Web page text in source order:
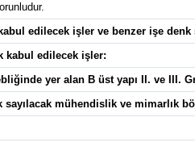
edilecek işler ve benzer işe
kabul edilecek işler:
yer alan B üst yapı II. ve III.
sayılacak mühendislik ve mimarlık